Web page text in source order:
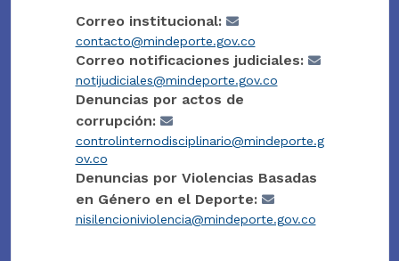
Correo institucional:
contacto@mindeporte.gov.co
Correo notificaciones judiciales:
notijudiciales@mindeporte.gov.co
Denuncias por actos de
corrupción:
controlinternodisciplinario@mindeporte.g
ov.co
Denuncias por Violencias Basadas
en Género en el Deporte:
nisilencioniviolencia@mindeporte.gov.co